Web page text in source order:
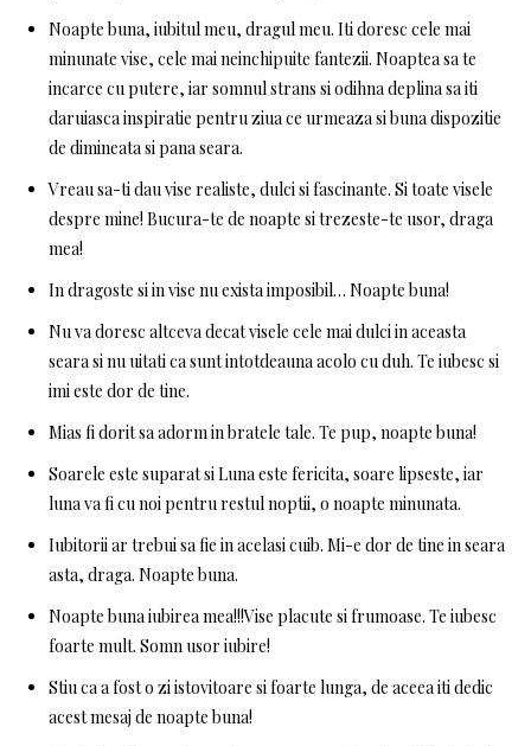
Noapte buna, iubitul meu, dragul meu. Iti doresc cele mai
minunate vise, cele mai neinchipuite fantezii. Noaptea sa te
incarce cu putere, iar somnul strans si odihna deplina sa iti
daruiasca inspiratie pentru ziua ce urmeaza si buna dispozitie
de dimineata si pana seara.
Vreau sa-ti dau vise realiste, dulci si fascinante. Si toate visele
despre mine! Bucura-te de noapte si trezeste-te usor, draga
mea!
In dragoste si in vise nu exista imposibil… Noapte buna!
Nu va doresc altceva decat visele cele mai dulci in aceasta
seara si nu uitati ca sunt intotdeauna acolo cu duh. Te iubesc si
imi este dor de tine.
Mias fi dorit sa adorm in bratele tale. Te pup, noapte buna!
Soarele este suparat si Luna este fericita, soare lipseste, iar
luna va fi cu noi pentru restul noptii, o noapte minunata.
Iubitorii ar trebui sa fie in acelasi cuib. Mi-e dor de tine in seara
asta, draga. Noapte buna.
Noapte buna iubirea mea!!!Vise placute si frumoase. Te iubesc
foarte mult. Somn usor iubire!
Stiu ca a fost o zi istovitoare si foarte lunga, de aceea iti dedic
acest mesaj de noapte buna!